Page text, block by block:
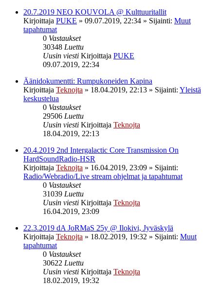
20.7.2019 NEO KOUVOLA @ Kulttuuritallit
Kirjoittaja PUKE » 09.07.2019, 22:34 » Sijainti: Muut
tapahtumat
0 Vastaukset
30348 Luettu
Uusin viesti Kirjoittaja PUKE
09.07.2019, 22:34
Äänidokumentti: Rumpukoneiden Kapina
Kirjoittaja Teknojta » 18.04.2019, 22:13 » Sijainti: Yleistä
keskustelua
0 Vastaukset
29506 Luettu
Uusin viesti Kirjoittaja Teknojta
18.04.2019, 22:13
20.4.2019 2nd Intergalactic Core Transmission On
HardSoundRadio-HSR
Kirjoittaja Teknojta » 16.04.2019, 23:09 » Sijainti:
Radio/Webradio/Live stream ohjelmat ja tapahtumat
0 Vastaukset
31039 Luettu
Uusin viesti Kirjoittaja Teknojta
16.04.2019, 23:09
22.3.2019 dA JoRMaS 25y @ Ilokivi, Jyväskylä
Kirjoittaja Teknojta » 18.02.2019, 19:32 » Sijainti: Muut
tapahtumat
0 Vastaukset
30622 Luettu
Uusin viesti Kirjoittaja Teknojta
18.02.2019, 19:32